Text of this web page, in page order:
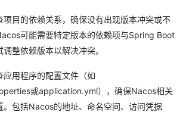
nacos服务，发现两种方式的登录的请求不一
的连接。 在端口 23: 连接失败
进入了一个黑窗口里面
问题，本地运行的都是正常的
问题，但是不知道怎么设置
项目的依赖关系，确保没有出现版本冲突或不
可能需要特定版本的依赖项与Spring Boot
整依赖版本以解决冲突。
应用程序的配置文件（如
或application.yml），确保Nacos相关
。包括Nacos的地址、命名空间、访问凭据